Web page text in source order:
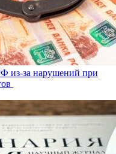
из-за нарушений при